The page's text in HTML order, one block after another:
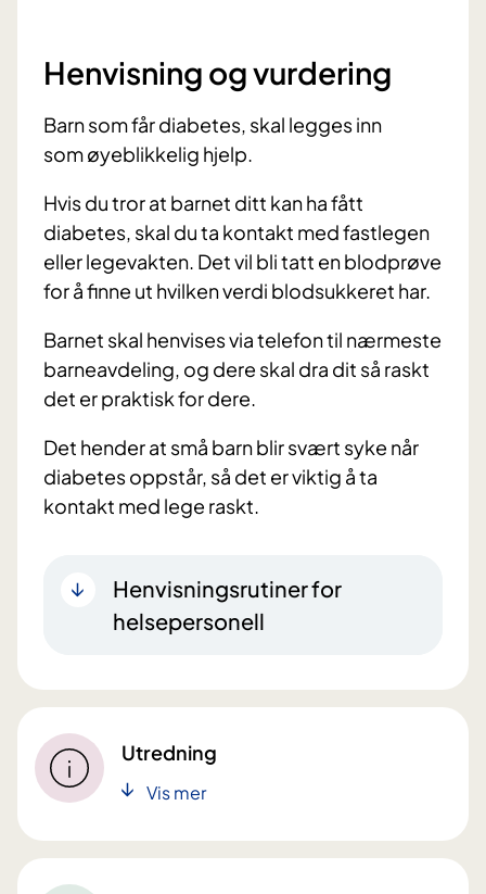
Henvisning og vurdering
Barn som får diabetes, skal legges inn
som øyeblikkelig hjelp.
Hvis du tror at barnet ditt kan ha fått
diabetes, skal du ta kontakt med fastlegen
eller legevakten. Det vil bli tatt en blodprøve
for å finne ut hvilken verdi blodsukkeret har.
Barnet skal henvises via telefon til nærmeste
barneavdeling, og dere skal dra dit så raskt
det er praktisk for dere.
Det hender at små barn blir svært syke når
diabetes oppstår, så det er viktig å ta
kontakt med lege raskt.
Henvisningsrutiner for
helsepersonell
Utredning
Vis mer